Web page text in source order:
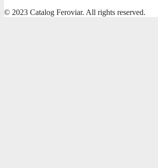
© 2023 Catalog Feroviar. All rights reserved.